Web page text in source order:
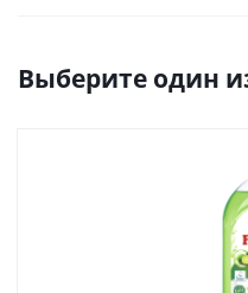
Выберите один